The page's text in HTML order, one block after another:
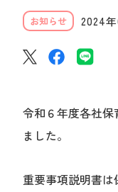
お知らせ 2024
令和６年度各社
ました。
重要事項説明書